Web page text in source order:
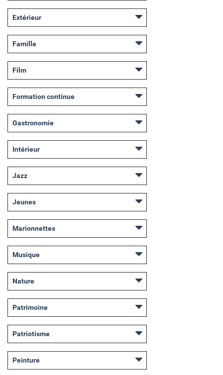
Extérieur
Famille
Film
Formation continue
Gastronomie
Intérieur
Jazz
Jeunes
Marionnettes
Musique
Nature
Patrimoine
Patriotisme
Peinture